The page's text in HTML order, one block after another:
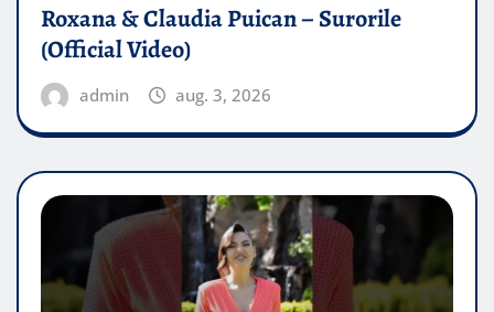
Roxana & Claudia Puican – Surorile
(Official Video)
admin aug. 3, 2026